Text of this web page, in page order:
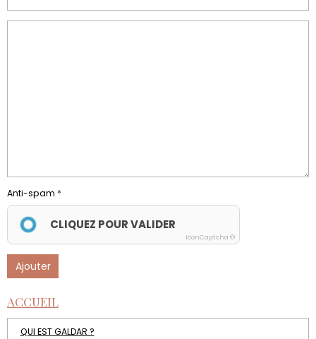
Anti-spam
CLIQUEZ POUR VALIDER
IconCaptcha ©
Ajouter
ACCUEIL
QUI EST GALDAR ?